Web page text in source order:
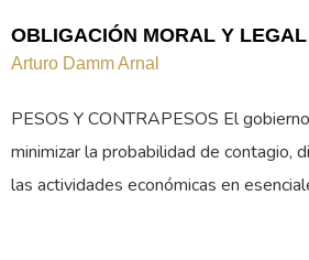
OBLIGACIÓN MORAL Y LEGAL
Arturo Damm Arnal
PESOS Y CONTRAPESOS El
minimizar la probabilidad de contagio,
las actividades económicas en